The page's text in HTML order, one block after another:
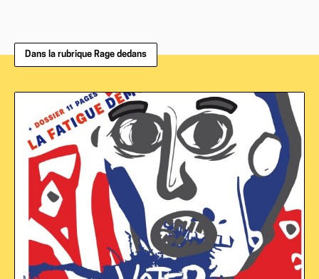
Dans la rubrique Rage dedans